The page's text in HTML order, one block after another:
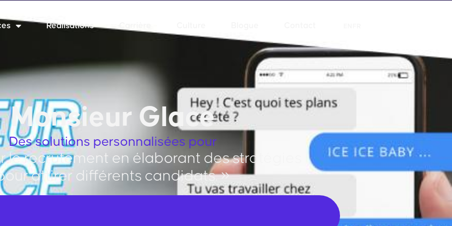
Réalisations
Monsieur Glace
Des solutions personnalisées pour
le recrutement en élaborant des stratégies
attirer différents candidats. »